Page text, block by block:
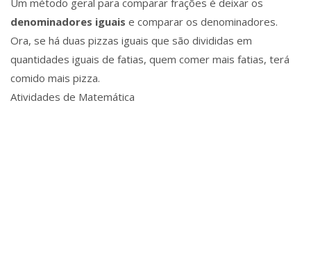
denominadores iguais e comparar os denominadores.
Ora, se há duas pizzas iguais que são divididas em
quantidades iguais de fatias, quem comer mais fatias, terá
comido mais pizza.
Atividades de Matemática